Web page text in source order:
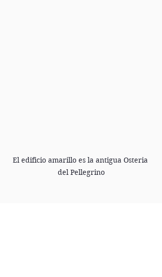
El edificio amarillo es la antigua Osteria
del Pellegrino